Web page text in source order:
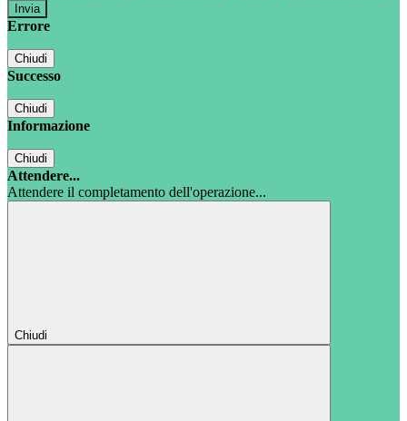
Errore
Chiudi
Successo
Chiudi
Informazione
Chiudi
Attendere...
Attendere il completamento dell'operazione...
Chiudi